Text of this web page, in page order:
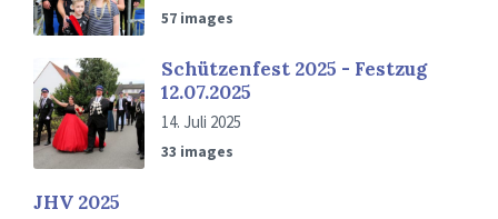
57 images
Schützenfest 2025 - Festzug
12.07.2025
14. Juli 2025
33 images
JHV 2025